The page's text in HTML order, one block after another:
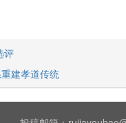
评
重建孝道传统